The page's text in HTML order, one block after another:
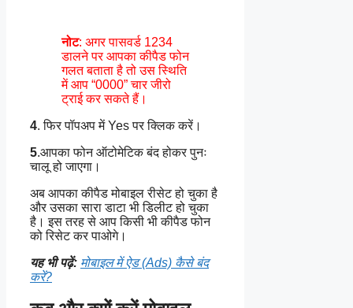
नोट: अगर पासवर्ड 1234
डालने पर आपका कीपैड फोन
गलत बताता है तो उस स्थिति
में आप “0000” चार जीरो
ट्राई कर सकते हैं।
4. फिर पॉपअप में Yes पर क्लिक करें।
5.आपका फोन ऑटोमेटिक बंद होकर पुनः
चालू हो जाएगा।
अब आपका कीपैड मोबाइल रीसेट हो चुका है
और उसका सारा डाटा भी डिलीट हो चुका
है। इस तरह से आप किसी भी कीपैड फोन
को रिसेट कर पाओगे।
यह भी पढ़ें: मोबाइल में ऐड (Ads) कैसे बंद
करें?